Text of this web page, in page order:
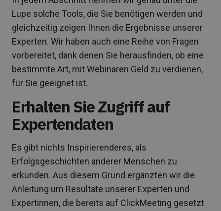
Lupe solche Tools, die Sie benötigen werden und
gleichzeitig zeigen Ihnen die Ergebnisse unserer
Experten. Wir haben auch eine Reihe von Fragen
vorbereitet, dank denen Sie herausfinden, ob eine
bestimmte Art, mit Webinaren Geld zu verdienen,
für Sie geeignet ist.
Erhalten Sie Zugriff auf
Expertendaten
Es gibt nichts Inspirierenderes, als
Erfolgsgeschichten anderer Menschen zu
erkunden. Aus diesem Grund ergänzten wir die
Anleitung um Resultate unserer Experten und
Expertinnen, die bereits auf ClickMeeting gesetzt